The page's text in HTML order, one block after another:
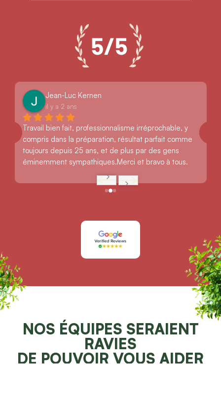
Jean-Luc Kernen
il y a 2 ans
Travail bien fait, professionnalisme irréprochable, y
compris dans la préparation, résultat parfait comme
toujours depuis 25 ans, et de plus par des gens
éminemment sympathiques.Merci et bravo à tous.
NOS ÉQUIPES SERAIENT
RAVIES
DE POUVOIR VOUS AIDER